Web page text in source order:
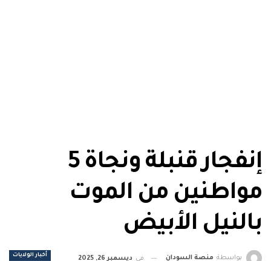
إنفجار قنبلة ونجاة 5
مواطنين من الموت
بالنيل الأبيض
أخبار الولايات بواسطة منصة السودان في ديسمبر 26, 2025